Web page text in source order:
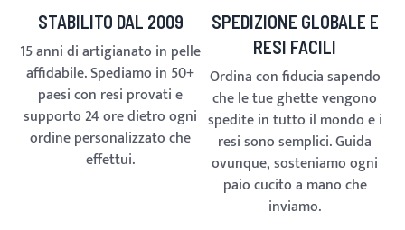
STABILITO DAL 2009
15 anni di artigianato in pelle
affidabile. Spediamo in 50+
paesi con resi provati e
supporto 24 ore dietro ogni
ordine personalizzato che
effettui.
SPEDIZIONE GLOBALE E
RESI FACILI
Ordina con fiducia sapendo
che le tue ghette vengono
spedite in tutto il mondo e i
resi sono semplici. Guida
ovunque, sosteniamo ogni
paio cucito a mano che
inviamo.